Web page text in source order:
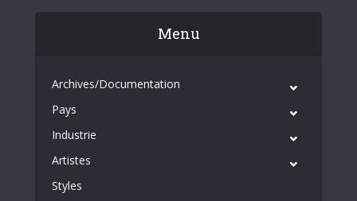
Menu
Archives/Documentation
Pays
Industrie
Artistes
Styles